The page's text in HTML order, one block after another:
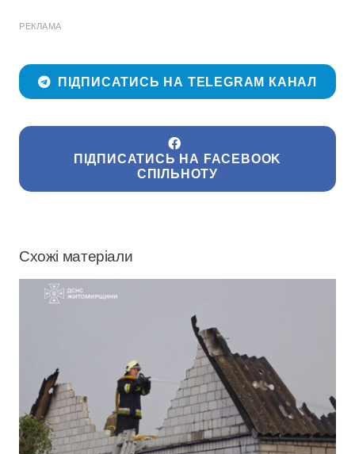
РЕКЛАМА
ПІДПИСАТИСЬ НА TELEGRAM КАНАЛ
ПІДПИСАТИСЬ НА FACEBOOK
СПІЛЬНОТУ
Схожі матеріали